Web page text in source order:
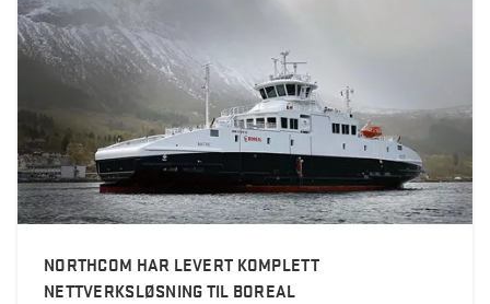
NORTHCOM HAR LEVERT KOMPLETT
NETTVERKSLØSNING TIL BOREAL